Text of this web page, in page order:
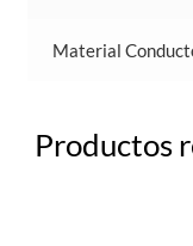
Material
Productos